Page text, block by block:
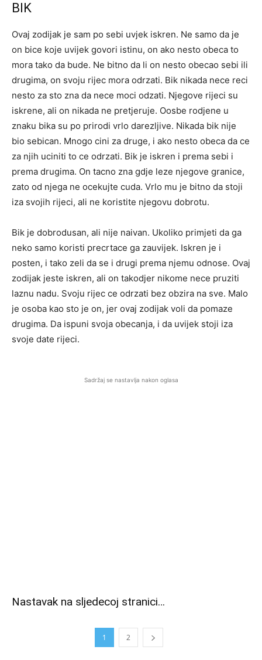
BIK
Ovaj zodijak je sam po sebi uvjek iskren. Ne samo da je
on bice koje uvijek govori istinu, on ako nesto obeca to
mora tako da bude. Ne bitno da li on nesto obecao sebi ili
drugima, on svoju rijec mora odrzati. Bik nikada nece reci
nesto za sto zna da nece moci odzati. Njegove rijeci su
iskrene, ali on nikada ne pretjeruje. Oosbe rodjene u
znaku bika su po prirodi vrlo darezljive. Nikada bik nije
bio sebican. Mnogo cini za druge, i ako nesto obeca da ce
za njih uciniti to ce odrzati. Bik je iskren i prema sebi i
prema drugima. On tacno zna gdje leze njegove granice,
zato od njega ne ocekujte cuda. Vrlo mu je bitno da stoji
iza svojih rijeci, ali ne koristite njegovu dobrotu.
Bik je dobrodusan, ali nije naivan. Ukoliko primjeti da ga
neko samo koristi precrtace ga zauvijek. Iskren je i
posten, i tako zeli da se i drugi prema njemu odnose. Ovaj
zodijak jeste iskren, ali on takodjer nikome nece pruziti
laznu nadu. Svoju rijec ce odrzati bez obzira na sve. Malo
je osoba kao sto je on, jer ovaj zodijak voli da pomaze
drugima. Da ispuni svoja obecanja, i da uvijek stoji iza
svoje date rijeci.
Sadržaj se nastavlja nakon oglasa
Nastavak na sljedecoj stranici…
1 2